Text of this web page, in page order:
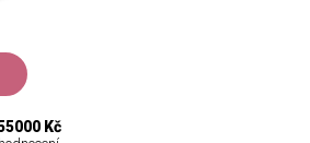
Kč